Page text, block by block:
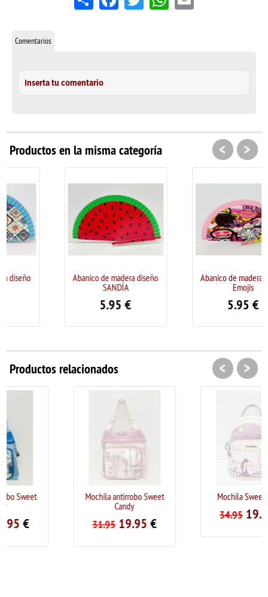
Comentarios
Inserta tu comentario
Productos en la misma categoría
Abanico de madera diseño
Abanico de madera diseño
< >
Productos relacionados
Mochila antirrobo Sweet
19.95€
Mochila Sweet Candy
19.95€
< >